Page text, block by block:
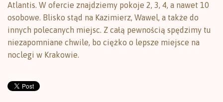
Atlantis. W ofercie znajdziemy pokoje 2, 3, 4, a nawet 10
osobowe. Blisko stąd na Kazimierz, Wawel, a także do
innych polecanych miejsc. Z całą pewnością spędzimy tu
niezapomniane chwile, bo ciężko o lepsze miejsce na
noclegi w Krakowie.